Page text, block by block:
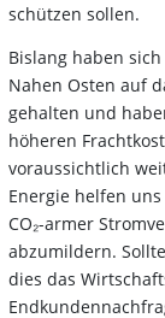
schützen sollen.
Bislang haben
Nahen Osten auf
gehalten und
höheren
voraussichtlich
Energie helfen
CO₂-armer
abzumildern.
dies das